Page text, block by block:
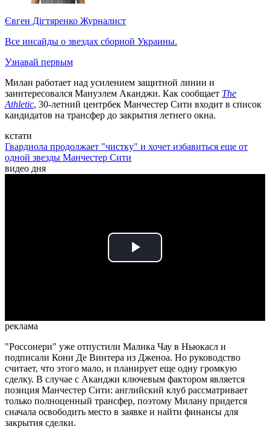
Євген Дігтяренко Журналист
Все инсайды о звездах сборной Украины.
Узнавай первым
Милан работает над усилением защитной линии и
заинтересовался Мануэлем Аканджи. Как сообщает The
Athletic, 30-летний центрбек Манчестер Сити входит в список
кандидатов на трансфер до закрытия летнего окна.
кстати
Гвардиола продолжает "чистку" и хочет избавиться еще от
одной звезды Манчестер Сити
видео дня
Play
реклама
"Россонери" уже отпустили Малика Чау в Ньюкасл и
подписали Кони Де Винтера из Дженоа. Но руководство
считает, что этого мало, и планирует еще одну громкую
сделку. В случае с Аканджи ключевым фактором является
позиция Манчестер Сити: английский клуб рассматривает
только полноценный трансфер, поэтому Милану придется
сначала освободить место в заявке и найти финансы для
закрытия сделки.